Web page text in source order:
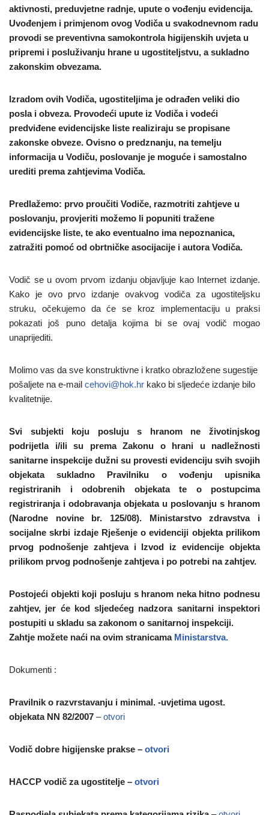
aktivnosti, preduvjetne radnje, upute o vođenju evidencija.
Uvođenjem i primjenom ovog Vodiča u svakodnevnom radu
provodi se preventivna samokontrola higijenskih uvjeta u
pripremi i posluživanju hrane u ugostiteljstvu, a sukladno
zakonskim obvezama.
Izradom ovih Vodiča, ugostiteljima je odrađen veliki dio
posla i obveza. Provodeći upute iz Vodiča i vodeći
predviđene evidencijske liste realiziraju se propisane
zakonske obveze. Ovisno o predznanju, na temelju
informacija u Vodiču, poslovanje je moguće i samostalno
urediti prema zahtjevima Vodiča.
Predlažemo: prvo proučiti Vodiče, razmotriti zahtjeve u
poslovanju, provjeriti možemo li popuniti tražene
evidencijske liste, te ako eventualno ima nepoznanica,
zatražiti pomoć od obrtničke asocijacije i autora Vodiča.
Vodič se u ovom prvom izdanju objavljuje kao Internet izdanje.
Kako je ovo prvo izdanje ovakvog vodiča za ugostiteljsku
struku, očekujemo da će se kroz implementaciju u praksi
pokazati još puno detalja kojima bi se ovaj vodič mogao
unaprijediti.
Molimo vas da sve konstruktivne i kratko obrazložene sugestije
pošaljete na e-mail cehovi@hok.hr kako bi sljedeće izdanje bilo
kvalitetnije.
Svi subjekti koju posluju s hranom ne životinjskog
podrijetla i/ili su prema Zakonu o hrani u nadležnosti
sanitarne inspekcije dužni su provesti evidenciju svih svojih
objekata sukladno Pravilniku o vođenju upisnika
registriranih i odobrenih objekata te o postupcima
registriranja i odobravanja objekata u poslovanju s hranom
(Narodne novine br. 125/08). Ministarstvo zdravstva i
socijalne skrbi izdaje Rješenje o evidenciji objekta prilikom
prvog podnošenje zahtjeva i Izvod iz evidencije objekta
prilikom prvog podnošenje zahtjeva i po potrebi na zahtjev.
Postojeći objekti koji posluju s hranom neka hitno podnesu
zahtjev, jer će kod sljedećeg nadzora sanitarni inspektori
postupiti u skladu sa zakonom o sanitarnoj inspekciji.
Zahtje možete naći na ovim stranicama Ministarstva.
Dokumenti :
Pravilnik o razvrstavanju i minimal. -uvjetima ugost.
objekata NN 82/2007 –otvori
Vodič dobre higijenske prakse – otvori
HACCP vodič za ugostitelje – otvori